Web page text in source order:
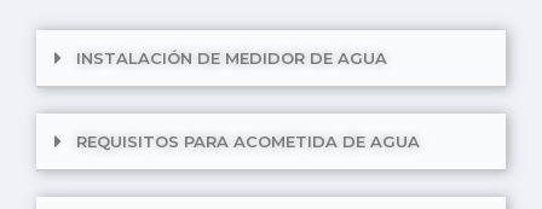
INSTALACIÓN DE MEDIDOR DE AGUA
REQUISITOS PARA ACOMETIDA DE AGUA